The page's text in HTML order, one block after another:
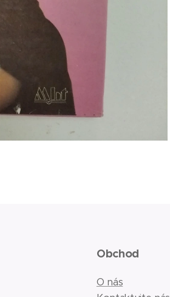
Obchod
O nás